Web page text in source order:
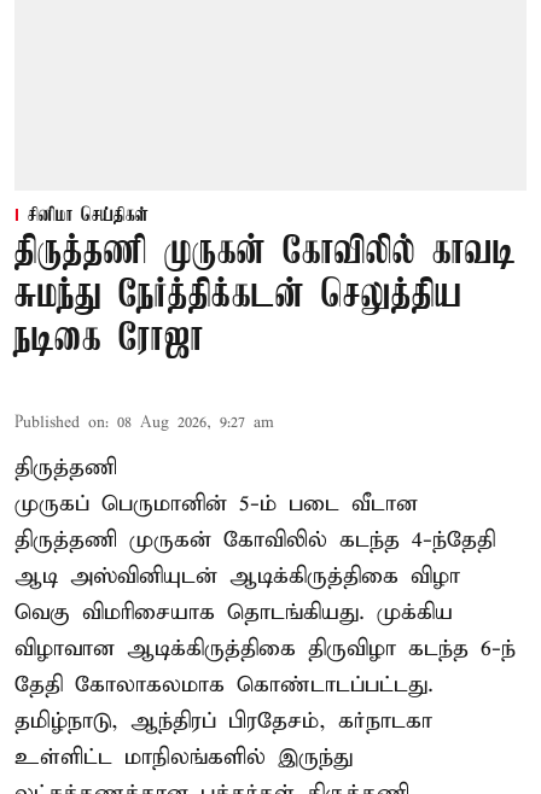
சினிமா செய்திகள்
திருத்தணி முருகன் கோவிலில் காவடி
சுமந்து நேர்த்திக்கடன் செலுத்திய
நடிகை ரோஜா
Published on: 08 Aug 2026, 9:27 am
திருத்தணி
முருகப் பெருமானின் 5-ம் படை வீடான
திருத்தணி முருகன் கோவிலில் கடந்த 4-ந்தேதி
ஆடி அஸ்வினியுடன் ஆடிக்கிருத்திகை விழா
வெகு விமரிசையாக தொடங்கியது. முக்கிய
விழாவான ஆடிக்கிருத்திகை திருவிழா கடந்த 6-ந்
தேதி கோலாகலமாக கொண்டாடப்பட்டது.
தமிழ்நாடு, ஆந்திரப் பிரதேசம், கர்நாடகா
உள்ளிட்ட மாநிலங்களில் இருந்து